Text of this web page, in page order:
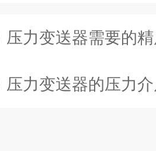
压力变送器需要的
压力变送器的压力